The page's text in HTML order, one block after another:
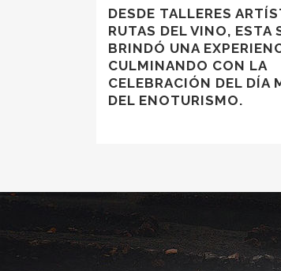
DESDE TALLERES
RUTAS DEL VINO, ESTA
BRINDÓ UNA
CULMINANDO CON LA
CELEBRACIÓN DEL DÍA
DEL ENOTURISMO.